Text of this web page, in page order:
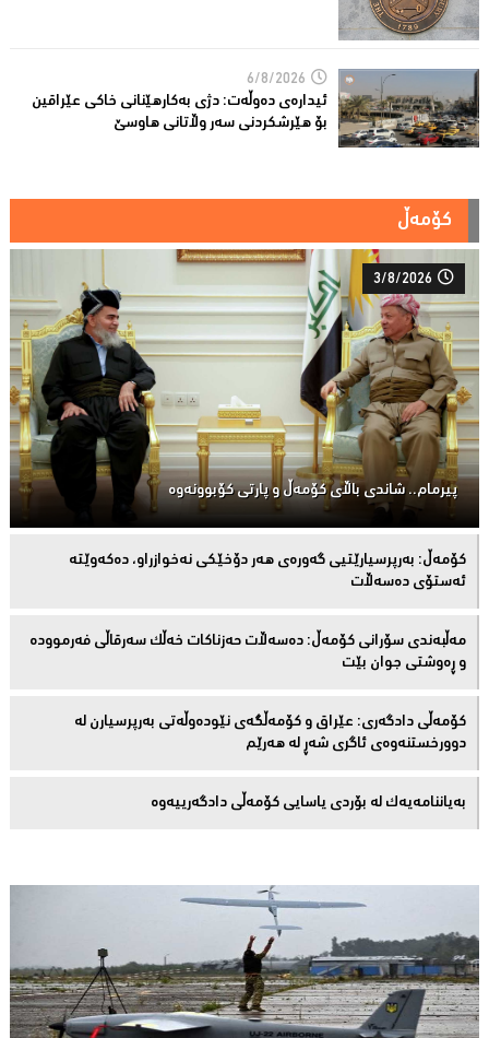
6/8/2026
ئیدارەى دەوڵەت: دژى بەکارهێنانى خاکی عێراقین
بۆ هێرشکردنى سەر وڵاتانی هاوسێ
کۆمەڵ
3/8/2026
پیرمام.. شاندی باڵای كۆمه‌ڵ و پارتی كۆبوونه‌وه‌
كۆمەڵ: بەرپرسیارێتیی گەورەی هەر دۆخێکی نەخوازراو، دەكەوێتە
ئەستۆی دەسەڵات
مەڵبەندى سۆرانى کۆمەڵ: دەسەڵات حەزناکات خەڵک سەرقاڵى فەرموودە
و ڕەوشتى جوان بێت
کۆمەڵى دادگەرى: عێراق و كۆمەڵگەی نێودەوڵەتی بەرپرسیارن لە
دوورخستنەوەى ئاگری شەڕ لە هەرێم
بەیاننامەیەک لە بۆردی یاسایی کۆمەڵی دادگەرییەوە